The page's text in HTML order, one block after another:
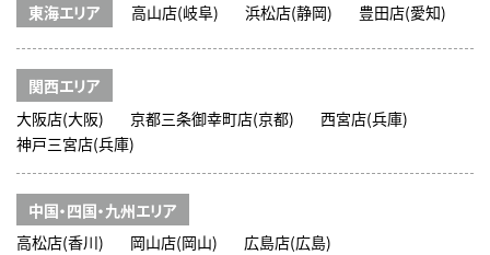
東海エリア 高山店(岐阜) 浜松店(静岡) 豊田店(愛知)
関西エリア
大阪店(大阪)
京都三条御幸町店(京都)
西宮店(兵庫)
神戸三宮店(兵庫)
中国・四国・九州エリア
高松店(香川)
岡山店(岡山)
広島店(広島)